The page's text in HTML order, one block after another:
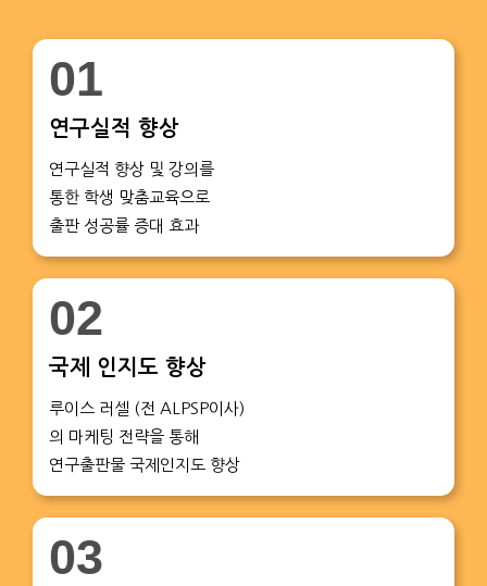
01
연구실적 향상
연구실적 향상 및 강의를
통한 학생 맞춤교육으로
출판 성공률 증대 효과
02
국제 인지도 향상
루이스 러셀 (전 ALPSP이사)
의 마케팅 전략을 통해
연구출판물 국제인지도 향상
03